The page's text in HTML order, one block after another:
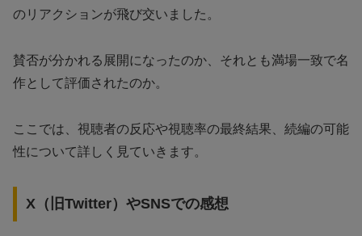
のリアクションが飛び交いました。
賛否が分かれる展開になったのか、それとも満場一致で名
作として評価されたのか。
ここでは、視聴者の反応や視聴率の最終結果、続編の可能
性について詳しく見ていきます。
X（旧Twitter）やSNSでの感想